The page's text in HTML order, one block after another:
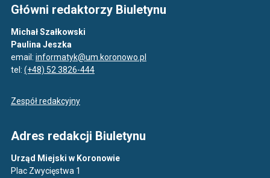
Główni redaktorzy Biuletynu
Michał Szałkowski
Paulina Jeszka
email: informatyk@um.koronowo.pl
tel: (+48) 52 3826-444
Zespół redakcyjny
Adres redakcji Biuletynu
Urząd Miejski w Koronowie
Plac Zwycięstwa 1